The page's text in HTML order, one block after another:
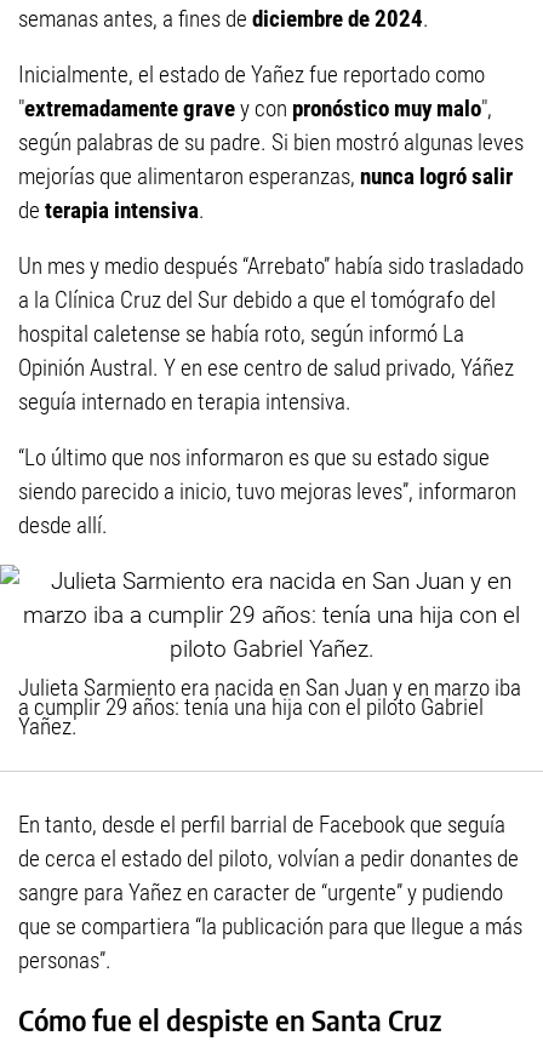
semanas antes, a fines de diciembre de 2024.
Inicialmente, el estado de Yañez fue reportado como
"extremadamente gravey con pronóstico muy malo",
según palabras de su padre. Si bien mostró algunas leves
mejorías que alimentaron esperanzas, nunca logró salir
de terapia intensiva.
Un mes y medio después “Arrebato” había sido trasladado
a la Clínica Cruz del Sur debido a que el tomógrafo del
hospital caletense se había roto, según informó La
Opinión Austral. Y en ese centro de salud privado, Yáñez
seguía internado en terapia intensiva.
“Lo último que nos informaron es que su estado sigue
siendo parecido a inicio, tuvo mejoras leves”, informaron
desde allí.
Julieta Sarmiento era nacida en San Juan y en marzo iba
a cumplir 29 años: tenía una hija con el piloto Gabriel
Yañez.
En tanto, desde el perfil barrial de Facebook que seguía
de cerca el estado del piloto, volvían a pedir donantes de
sangre para Yañez en caracter de “urgente” y pudiendo
que se compartiera “la publicación para que llegue a más
personas”.
Cómo fue el despiste en Santa Cruz